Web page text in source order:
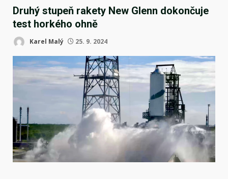
Druhý stupeň rakety New Glenn dokončuje
test horkého ohně
Karel Malý 25. 9. 2024